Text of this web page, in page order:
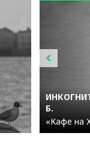
Б.
«Кафе на